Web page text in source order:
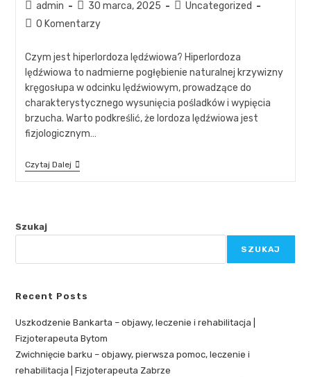
admin 30 marca, 2025
Uncategorized
0 Komentarzy
Czym jest hiperlordoza lędźwiowa? Hiperlordoza
lędźwiowa to nadmierne pogłębienie naturalnej krzywizny
kręgosłupa w odcinku lędźwiowym, prowadzące do
charakterystycznego wysunięcia pośladków i wypięcia
brzucha. Warto podkreślić, że lordoza lędźwiowa jest
fizjologicznym…
Czytaj Dalej
Szukaj
SZUKAJ
Recent Posts
Uszkodzenie Bankarta – objawy, leczenie i rehabilitacja |
Fizjoterapeuta Bytom
Zwichnięcie barku – objawy, pierwsza pomoc, leczenie i
rehabilitacja | Fizjoterapeuta Zabrze